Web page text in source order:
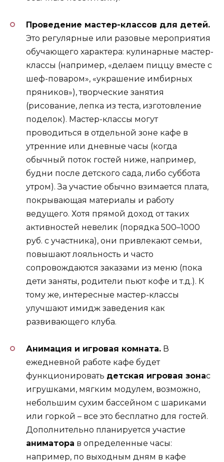
Проведение мастер-классов для детей.
Это регулярные или разовые мероприятия
обучающего характера: кулинарные мастер-
классы (например, «делаем пиццу вместе с
шеф-поваром», «украшение имбирных
пряников»), творческие занятия
(рисование, лепка из теста, изготовление
поделок). Мастер-классы могут
проводиться в отдельной зоне кафе в
утренние или дневные часы (когда
обычный поток гостей ниже, например,
будни после детского сада, либо суббота
утром). За участие обычно взимается плата,
покрывающая материалы и работу
ведущего. Хотя прямой доход от таких
активностей невелик (порядка 500–1000
руб. с участника), они привлекают семьи,
повышают лояльность и часто
сопровождаются заказами из меню (пока
дети заняты, родители пьют кофе и т.д.). К
тому же, интересные мастер-классы
улучшают имидж заведения как
развивающего клуба.
Анимация и игровая комната. В
ежедневной работе кафе будет
функционировать детская игровая зонас
игрушками, мягким модулем, возможно,
небольшим сухим бассейном с шариками
или горкой – все это бесплатно для гостей.
Дополнительно планируется участие
аниматора в определенные часы:
например, по выходным дням в кафе